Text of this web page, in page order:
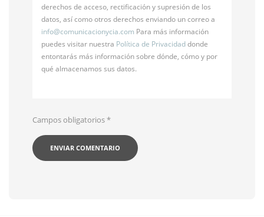
derechos de acceso, rectificación y supresión de los
datos, así como otros derechos enviando un correo a
info@comunicacionycia.com Para más información
puedes visitar nuestra Política de Privacidaddonde
entontarás más información sobre dónde, cómo y por
qué almacenamos sus datos.
Campos obligatorios*